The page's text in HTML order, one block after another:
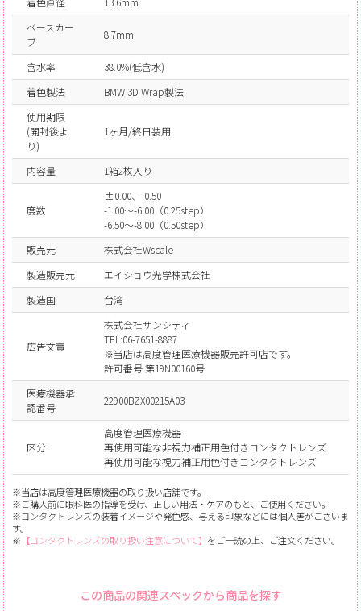
ベースカー
ブ
8.7mm
含水率
38.0%(低含水)
着色製法
BMW 3D Wrap製法
使用期限
(開封後よ
り)
1ヶ月/終日装用
内容量 1箱2枚入り
度数
±0.00、-0.50
-1.00～-6.00（0.25step）
-6.50～-8.00（0.50step）
販売元
株式会社Wscale
製造販売元
エイショウ光学株式会社
製造国
台湾
広告文責
株式会社サンシティ
TEL:06-7651-8887
※当店は高度管理医療機器販売許可店です。
許可番号 第19N00160号
医療機器承
認番号
22900BZX00215A03
区分
高度管理医療機器
再使用可能な非視力補正用色付きコンタクトレンズ
再使用可能な視力補正用色付きコンタクトレンズ
※当店は高度管理医療機器の取り扱い店舗です。
※ご購入前に眼科医の指導を受け、正しい用法・ケアのもと、ご使用ください。
※コンタクトレンズの装着イメージや発色感、与える印象などには個人差がございま
す。
※ 【コンタクトレンズの取り扱い注意について】 をご一読の上、ご注文ください。
この商品の関連スペックから商品を探す